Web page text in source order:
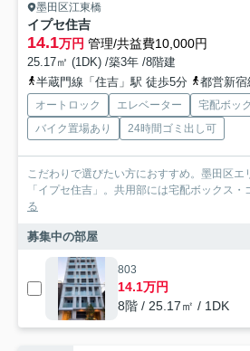
墨田区江東橋
イプセ住吉
14.1万円 管理/共益費10,000円
25.17㎡ (1DK) /築3年 /8階建
半蔵門線「住吉」駅 徒歩5分
都営新
オートロック エレベーター 宅配ボッ
バイク置場あり
24時間ゴミ出し可
こだわりで選びたい方におすすめ。墨田区エ
「イプセ住吉」。共用部には宅配ボックス・
る
募集中の部屋
803
14.1万円
8階 / 25.17㎡ / 1DK